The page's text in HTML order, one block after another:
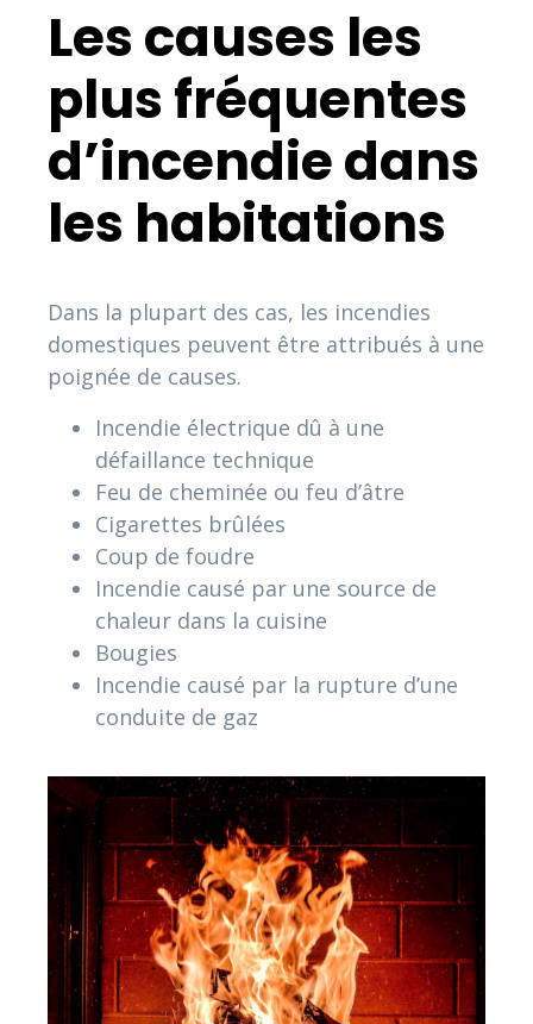
Les causes les
plus fréquentes
d’incendie dans
les habitations
Dans la plupart des cas, les incendies
domestiques peuvent être attribués à une
poignée de causes.
Incendie électrique dû à une
défaillance technique
Feu de cheminée ou feu d’âtre
Cigarettes brûlées
Coup de foudre
Incendie causé par une source de
chaleur dans la cuisine
Bougies
Incendie causé par la rupture d’une
conduite de gaz